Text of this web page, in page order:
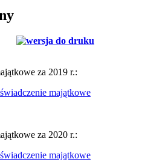
za 2019 r.:
majątkowe
za 2020 r.:
majątkowe